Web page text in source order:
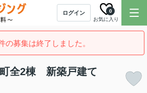
ログイン
お気に入り
0
の募集は終了しました。
全2棟 新築戸建て